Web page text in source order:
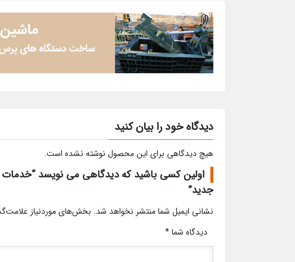
دیدگاه خود را بیان کنید
هیچ دیدگاهی برای این محصول نوشته نشده است.
اولین کسی باشید که دیدگاهی می نویسد
جدید”
نشانی ایمیل شما منتشر نخواهد شد. بخش‌های موردنیاز
دیدگاه شما*